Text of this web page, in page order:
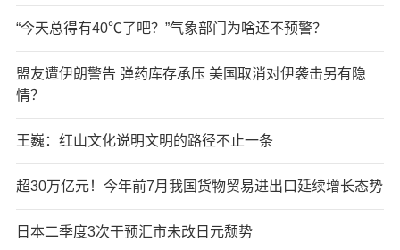
“今天总得有40℃了吧？”气象部门为啥还不预警？
盟友遭伊朗警告 弹药库存承压 美国取消对伊袭击另有隐
情？
王巍：红山文化说明文明的路径不止一条
超30万亿元！今年前7月我国货物贸易进出口延续增长态势
日本二季度3次干预汇市未改日元颓势